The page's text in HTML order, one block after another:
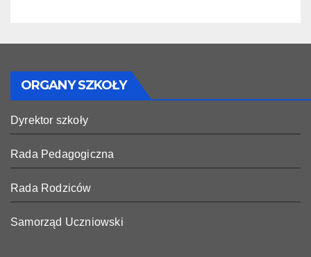
ORGANY SZKOŁY
Dyrektor szkoły
Rada Pedagogiczna
Rada Rodziców
Samorząd Uczniowski